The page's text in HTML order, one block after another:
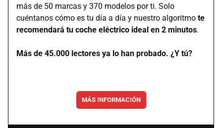
más de 50 marcas y 370 modelos por ti. Solo
cuéntanos cómo es tu día a día y nuestro algoritmo te
recomendará tu coche eléctrico ideal en 2 minutos.
Más de 45.000 lectores ya lo han probado. ¿Y tú?
MÁS INFORMACIÓN